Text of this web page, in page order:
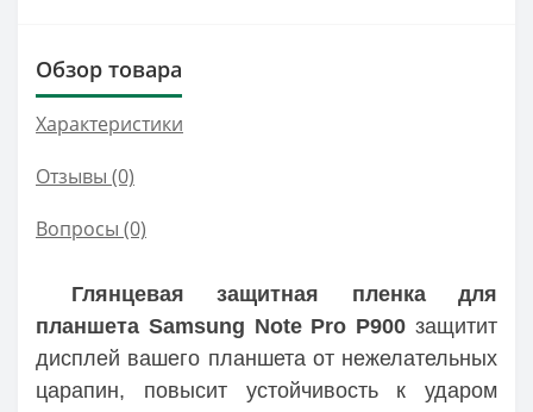
Обзор товара
Характеристики
Отзывы (0)
Вопросы (0)
Глянцевая защитная пленка для
планшета Samsung Note Pro P900 защитит
дисплей вашего планшета от нежелательных
царапин, повысит устойчивость к ударом